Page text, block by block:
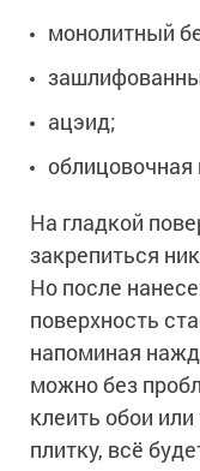
монолитный
ацэид;
облицовочная
На гладкой
закрепиться
Но после
поверхность
напоминая
можно без
клеить обои
плитку, всё